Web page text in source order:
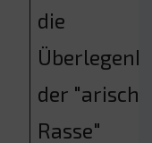
die
der
Rasse"